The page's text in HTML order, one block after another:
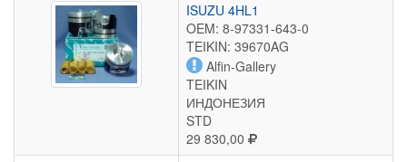
ISUZU 4HL1
OEM: 8-97331-643-0
TEIKIN: 39670AG
Alfin-Gallery
TEIKIN
ИНДОНЕЗИЯ
STD
29 830,00